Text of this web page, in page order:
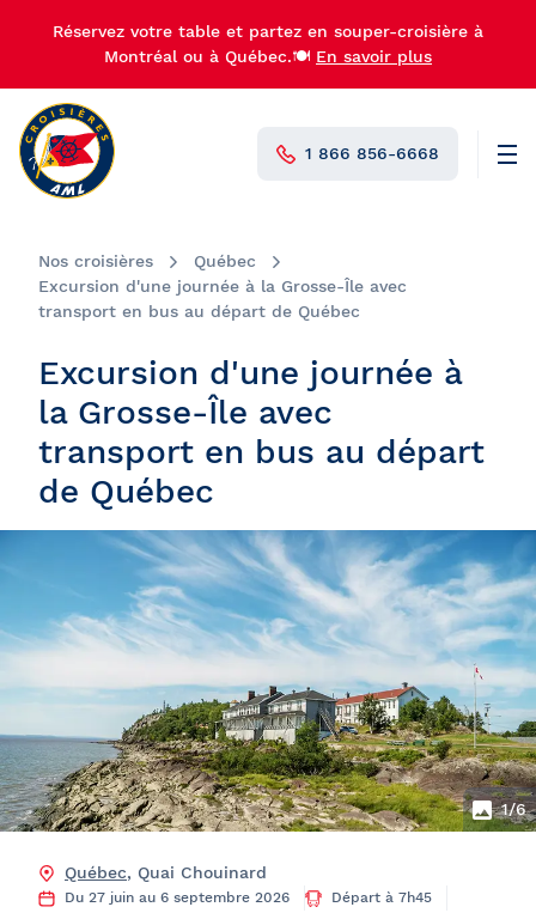
Réservez votre table et partez en souper-croisière à
Montréal ou à Québec.🍽️ En savoir plus
1 866 856-6668
Nos croisières
Québec
Excursion d'une journée à la Grosse-Île avec
transport en bus au départ de Québec
Excursion d'une journée à
la Grosse-Île avec
transport en bus au départ
de Québec
Québec, Quai Chouinard
Du 27 juin au 6 septembre 2026
Départ à 7h45
1/6